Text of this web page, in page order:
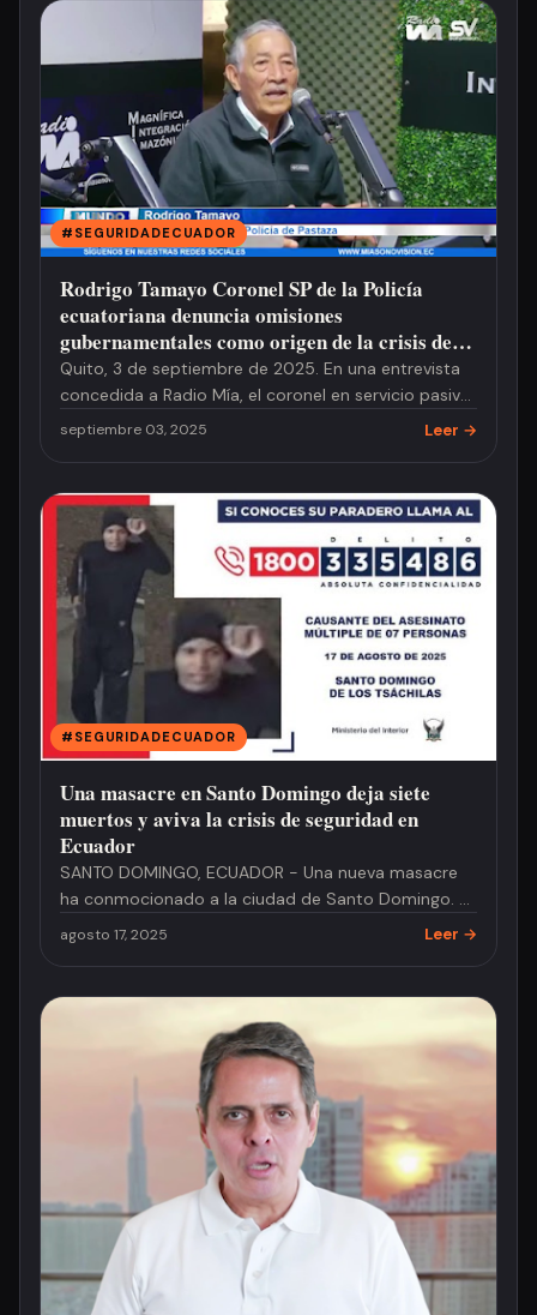
#SEGURIDADECUADOR
Rodrigo Tamayo Coronel SP de la Policía
ecuatoriana denuncia omisiones
gubernamentales como origen de la crisis de
seguridad en Ecuador
Quito, 3 de septiembre de 2025. En una entrevista
concedida a Radio Mía, el coronel en servicio pasivo
Rodrigo Tamay…
septiembre 03, 2025 Leer →
#SEGURIDADECUADOR
Una masacre en Santo Domingo deja siete
muertos y aviva la crisis de seguridad en
Ecuador
SANTO DOMINGO, ECUADOR - Una nueva masacre
ha conmocionado a la ciudad de Santo Domingo. La
madrugada de este domingo,…
agosto 17, 2025 Leer →